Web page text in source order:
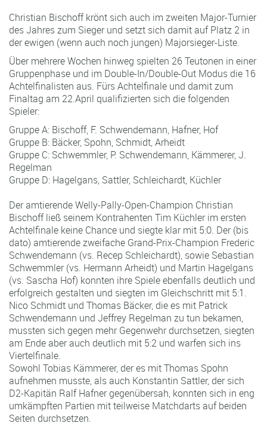
Christian Bischoff krönt sich auch im zweiten Major-Turnier
des Jahres zum Sieger und setzt sich damit auf Platz 2 in
der ewigen (wenn auch noch jungen) Majorsieger-Liste.
Über mehrere Wochen hinweg spielten 26 Teutonen in einer
Gruppenphase und im Double-In/Double-Out Modus die 16
Achtelfinalisten aus. Fürs Achtelfinale und damit zum
Finaltag am 22.April qualifizierten sich die folgenden
Spieler:
Gruppe A: Bischoff, F. Schwendemann, Hafner, Hof
Gruppe B: Bäcker, Spohn, Schmidt, Arheidt
Gruppe C: Schwemmler, P. Schwendemann, Kämmerer, J.
Regelman
Gruppe D: Hagelgans, Sattler, Schleichardt, Küchler
Der amtierende Welly-Pally-Open-Champion Christian
Bischoff ließ seinem Kontrahenten Tim Küchler im ersten
Achtelfinale keine Chance und siegte klar mit 5:0. Der (bis
dato) amtierende zweifache Grand-Prix-Champion Frederic
Schwendemann (vs. Recep Schleichardt), sowie Sebastian
Schwemmler (vs. Hermann Arheidt) und Martin Hagelgans
(vs. Sascha Hof) konnten ihre Spiele ebenfalls deutlich und
erfolgreich gestalten und siegten im Gleichschritt mit 5:1.
Nico Schmidt und Thomas Bäcker, die es mit Patrick
Schwendemann und Jeffrey Regelman zu tun bekamen,
mussten sich gegen mehr Gegenwehr durchsetzen, siegten
am Ende aber auch deutlich mit 5:2 und warfen sich ins
Viertelfinale.
Sowohl Tobias Kämmerer, der es mit Thomas Spohn
aufnehmen musste, als auch Konstantin Sattler, der sich
D2-Kapitän Ralf Hafner gegenübersah, konnten sich in eng
umkämpften Partien mit teilweise Matchdarts auf beiden
Seiten durchsetzen.